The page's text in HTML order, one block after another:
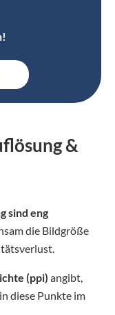
&
sind eng
die Bildgröße
(ppi) angibt,
diese Punkte im